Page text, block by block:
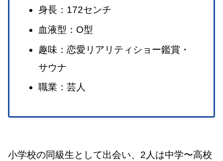
身長：172センチ
血液型：O型
趣味：恋愛リアリティショー鑑賞・
サウナ
職業：芸人
小学校の同級生として出会い、2人は中学〜高校